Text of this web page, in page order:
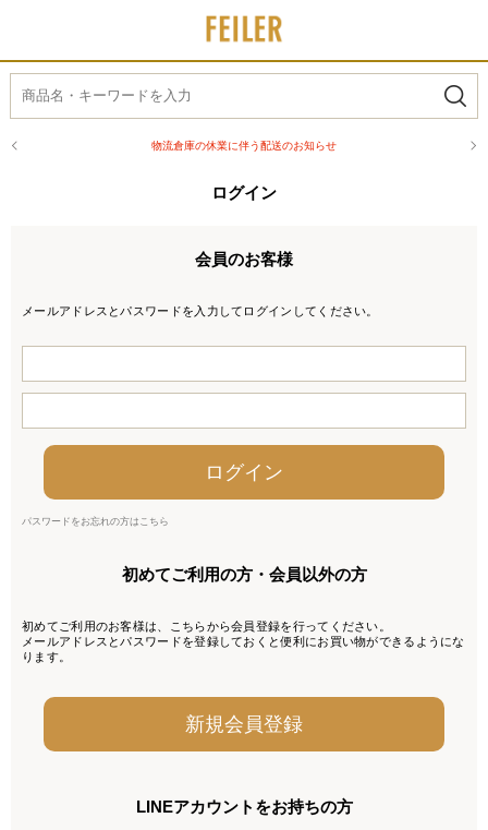
物流倉庫の休業に伴う配送のお知らせ
ログイン
会員のお客様
メールアドレスとパスワードを入力してログインしてください。
パスワードをお忘れの方はこちら
初めてご利用の方・会員以外の方
初めてご利用のお客様は、こちらから会員登録を行ってください。
メールアドレスとパスワードを登録しておくと便利にお買い物ができるようにな
ります。
LINEアカウントをお持ちの方